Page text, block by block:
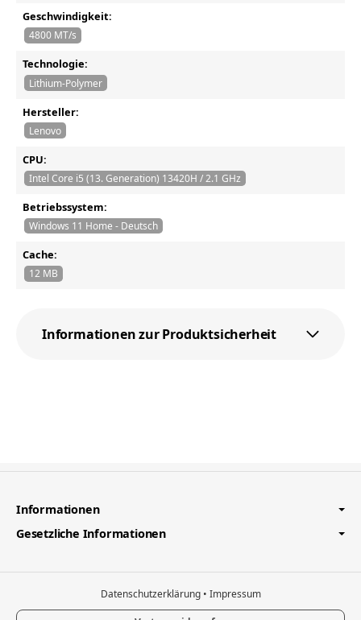
Geschwindigkeit:
4800 MT/s
Technologie:
Lithium-Polymer
Hersteller:
Lenovo
CPU:
Intel Core i5 (13. Generation) 13420H / 2.1 GHz
Betriebssystem:
Windows 11 Home - Deutsch
Cache:
12 MB
Informationen zur Produktsicherheit
Informationen
Gesetzliche Informationen
Datenschutzerklärung • Impressum